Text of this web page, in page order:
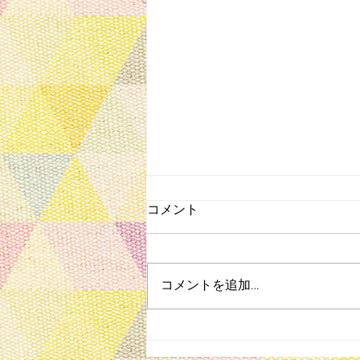
円山動物園で無料公演
コメント
コメントを追加…